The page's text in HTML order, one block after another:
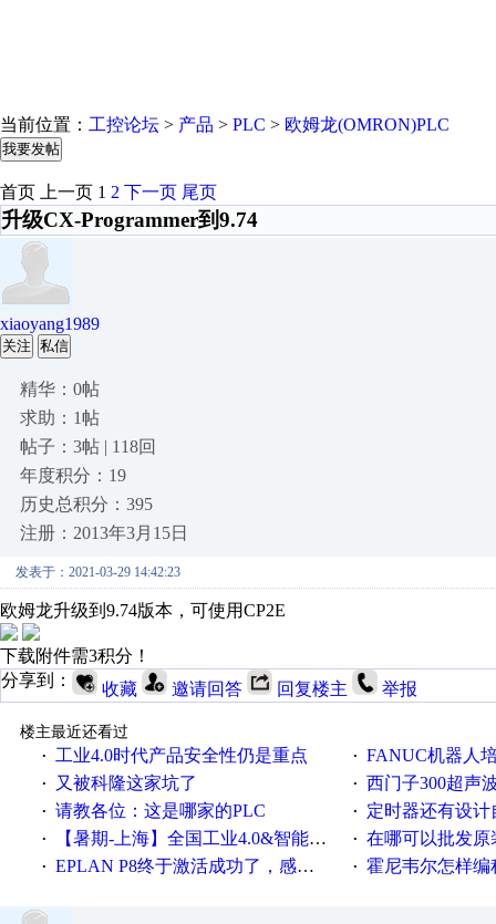
当前位置： 工控论坛 > 产品 > PLC > 欧姆龙(OMRON)PLC
我要发帖
首页 上一页 1 2 下一页 尾页
升级CX-Programmer到9.74
xiaoyang1989
关注 私信
精华：0帖
求助：1帖
帖子：3帖 | 118回
年度积分：19
历史总积分：395
注册：2013年3月15日
发表于：2021-03-29 14:42:23
欧姆龙升级到9.74版本，可使用CP2E
下载附件需3积分！
分享到：
收藏 邀请回答 回复楼主 举报
楼主最近还看过
·
工业4.0时代产品安全性仍是重点 · FANUC机器人
· 又被科隆这家坑了 · 西门子300超声波
· 请教各位：这是哪家的PLC · 定时器还有设
· 【暑期-上海】全国工业4.0&智能制造高级培训班通知！ · 在哪可以批发原装正品
· EPLAN P8终于激活成功了，感谢网上无私的高人！ · 霍尼韦尔怎样编